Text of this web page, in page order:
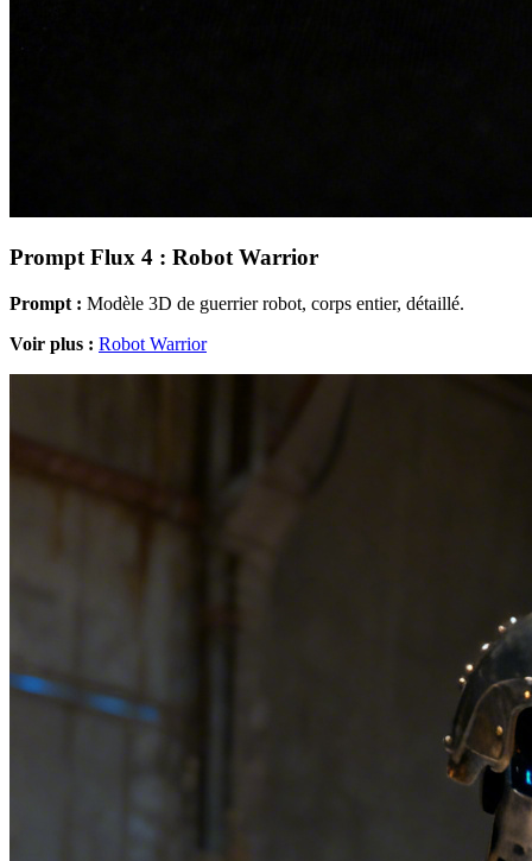
Prompt Flux 4 : Robot Warrior
Prompt : Modèle 3D de guerrier robot, corps entier, détaillé.
Voir plus : Robot Warrior